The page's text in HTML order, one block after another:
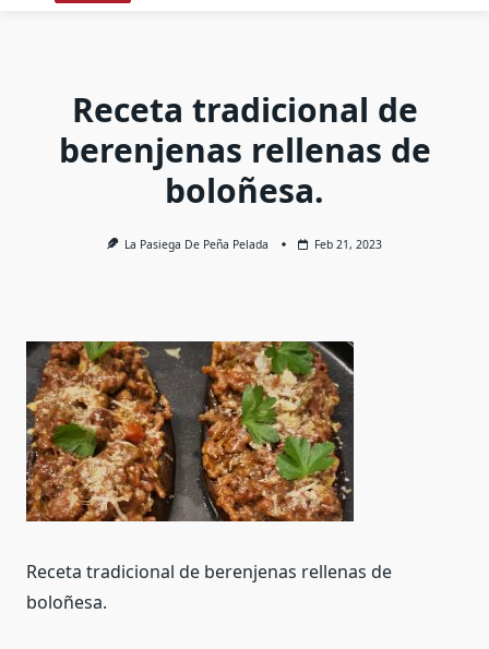
Receta tradicional de
berenjenas rellenas de
boloñesa.
La Pasiega De Peña Pelada Feb 21, 2023
Receta tradicional de berenjenas rellenas de
boloñesa.